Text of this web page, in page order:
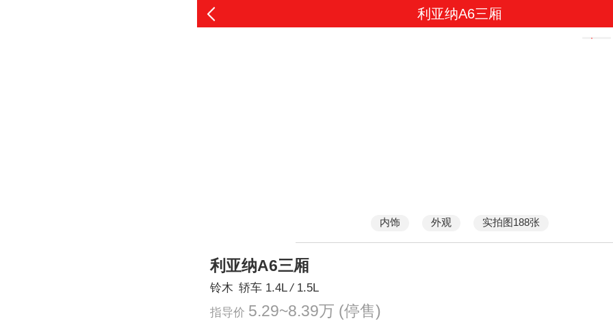
利亚纳A6三厢
内饰 外观 实拍图188张
利亚纳A6三厢
铃木 轿车 1.4L/1.5L
指导价 5.29~8.39万 (停售)